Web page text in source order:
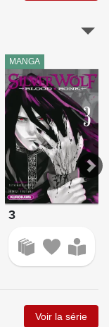
MANGA
3
Voir la série